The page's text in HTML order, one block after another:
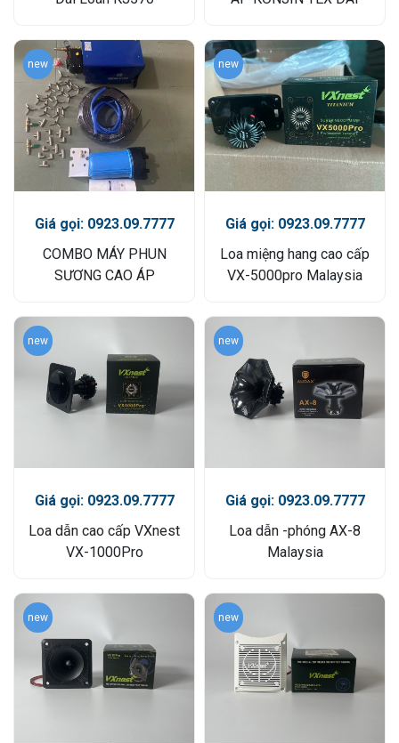
new
Giá gọi: 0923.09.7777
COMBO MÁY PHUN
SƯƠNG CAO ÁP
new
Giá gọi: 0923.09.7777
Loa miệng hang cao cấp
VX-5000pro Malaysia
new
Giá gọi: 0923.09.7777
Loa dẫn cao cấp VXnest
VX-1000Pro
new
Giá gọi: 0923.09.7777
Loa dẫn -phóng AX-8
Malaysia
new new